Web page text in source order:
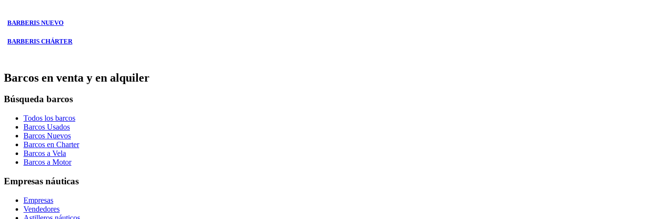
BARBERIS NUEVO
BARBERIS CHÁRTER
Barcos en venta y en alquiler
Búsqueda barcos
Todos los barcos
Barcos Usados
Barcos Nuevos
Barcos en Charter
Barcos a Vela
Barcos a Motor
Empresas náuticas
Empresas
Vendedores